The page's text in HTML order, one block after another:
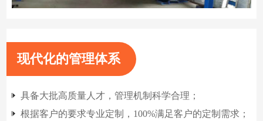
现代化的管理体系
具备大批高质量人才，管理机制科学合理；
根据客户的要求专业定制，100%满足客户的定制需求；